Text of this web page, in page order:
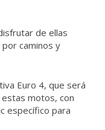
de ellas
caminos y
Euro 4, que será
motos, con
específico para